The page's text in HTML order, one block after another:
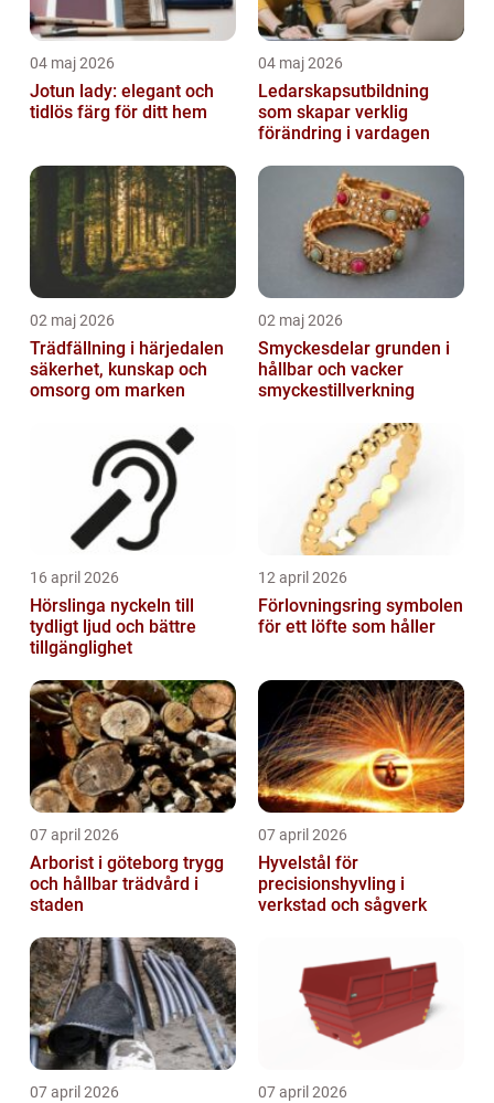
04 maj 2026
Jotun lady: elegant och
tidlös färg för ditt hem
04 maj 2026
Ledarskapsutbildning
som skapar verklig
förändring i vardagen
02 maj 2026
Trädfällning i härjedalen
säkerhet, kunskap och
omsorg om marken
02 maj 2026
Smyckesdelar grunden i
hållbar och vacker
smyckestillverkning
16 april 2026
Hörslinga nyckeln till
tydligt ljud och bättre
tillgänglighet
12 april 2026
Förlovningsring symbolen
för ett löfte som håller
07 april 2026
Arborist i göteborg trygg
och hållbar trädvård i
staden
07 april 2026
Hyvelstål för
precisionshyvling i
verkstad och sågverk
07 april 2026 07 april 2026